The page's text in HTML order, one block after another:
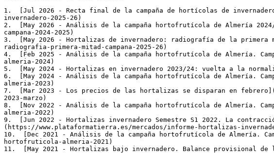
1.  [Jul 2026 - Recta final de la campaña de hortícolas de
invernadero-2025-26)
2.  [May 2026 - Análisis de la campaña hortofrutícola de Almería
campana-2024-2025)
3.  [May 2026 - Hortalizas de invernadero: radiografía de la primera
radiografia-primera-mitad-campana-2025-26)
4.  [Feb 2025 - Análisis de la campaña hortofrutícola de Almería.
almeria-2024)
5.  [May 2024 - Hortalizas en invernadero 2023/24: vuelta a la
6.  [May 2024 - Análisis de la campaña hortofrutícola de Almería.
almeria-2023)
7.  [Mar 2023 - Los precios de las hortalizas se disparan en
2023-marzo)
8.  [Nov 2022 - Análisis de la campaña hortofrutícola de Almería.
almeria-2022)
9.  [Jun 2022 - Hortalizas invernadero Semestre S1 2022. La
(https://www.plataformatierra.es/mercados/informe-hortalizas-
10.  [Dec 2021 - Análisis de la campaña hortofrutícola de Almería.
hortofruticola-almeria-2021)
11.  [May 2021 - Hortalizas bajo invernadero. Balance provisional de